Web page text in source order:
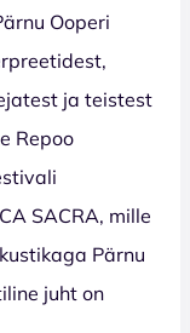
Ooperi
ja teistest
Repoo
SACRA, mille
Pärnu
juht on